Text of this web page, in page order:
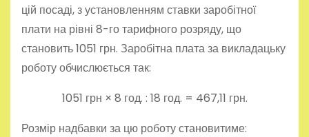
цій посаді, з установленням ставки заробітної
плати на рівні 8-го тарифного розряду, що
становить 1051 грн. Заробітна плата за викладацьку
роботу обчислюється так:
1051 грн × 8 год. : 18 год. = 467,11 грн.
Розмір надбавки за цю роботу становитиме: